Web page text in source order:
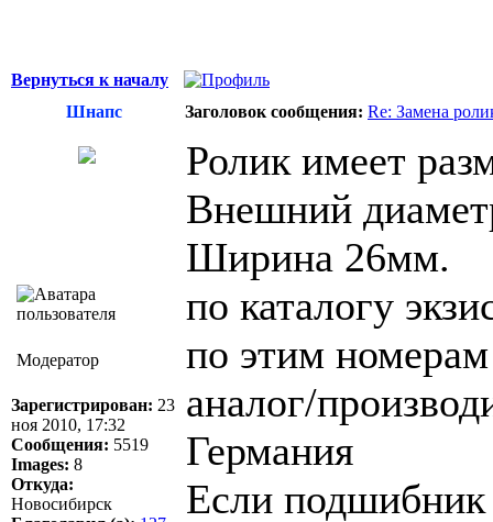
Вернуться к началу
Шнапс
Заголовок сообщения: Re: Замена
Модератор
Зарегистрирован: 23
ноя 2010, 17:32
Сообщения: 5519
Images: 8
Откуда:
Новосибирск
Ролик имеет
Внешний
Ширина 26мм.
по каталогу
по этим
аналог/
Германия
Если подшибник